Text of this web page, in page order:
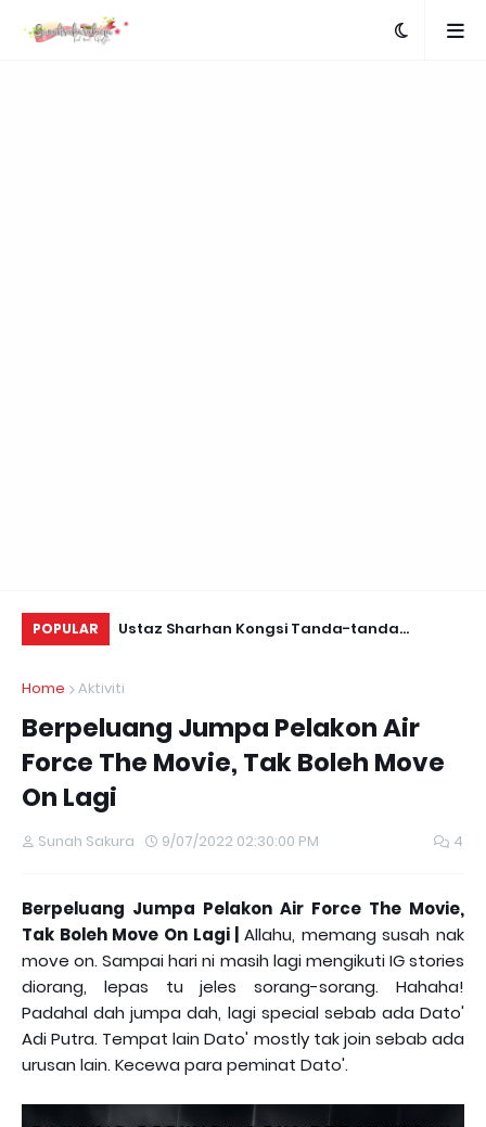
POPULAR
Retreats,
Ustaz Sharhan Kongsi Tanda-tanda
Home
Aktiviti
Berpeluang Jumpa Pelakon Air
Force The Movie, Tak Boleh Move
On Lagi
Sunah Sakura 9/07/2022 02:30:00 PM 4
Berpeluang Jumpa Pelakon Air Force The Movie,
Tak Boleh Move On Lagi | Allahu, memang susah nak
move on. Sampai hari ni masih lagi mengikuti IG stories
diorang, lepas tu jeles sorang-sorang. Hahaha!
Padahal dah jumpa dah, lagi special sebab ada Dato'
Adi Putra. Tempat lain Dato' mostly tak join sebab ada
urusan lain. Kecewa para peminat Dato'.